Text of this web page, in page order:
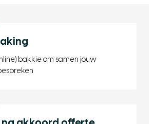
bakkie om samen jouw